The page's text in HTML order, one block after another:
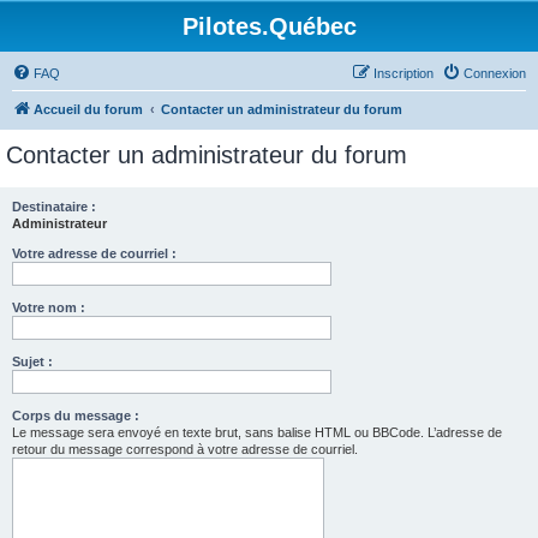
Pilotes.Québec
FAQ Connexion
Inscription
Accueil du forum Contacter un administrateur du forum
Contacter un administrateur du forum
Destinataire :
Administrateur
Votre adresse de courriel :
Votre nom :
Sujet :
Corps du message :
Le message sera envoyé en texte brut, sans balise HTML ou BBCode. L’adresse de
retour du message correspond à votre adresse de courriel.